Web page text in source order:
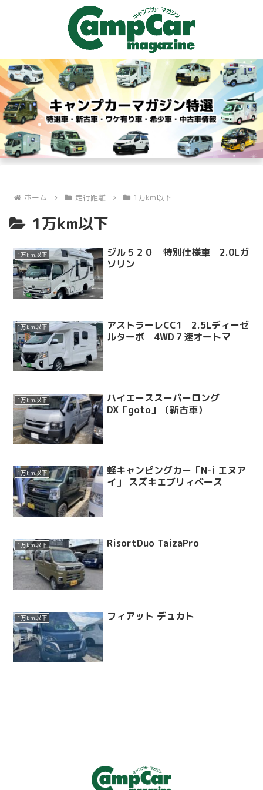
ホーム 走行距離 1万km以下
1万km以下
1万km以下
ジル５２０ 特別仕様車 2.0Lガ
ソリン
1万km以下
アストラーレCC1 2.5Lディーゼ
ルターボ 4WD７速オートマ
1万km以下
ハイエーススーパーロング
DX「goto」（新古車）
1万km以下
軽キャンピングカー「N-i エヌア
イ」 スズキエブリィベース
1万km以下 RisortDuo TaizaPro
1万km以下 フィアット デュカト